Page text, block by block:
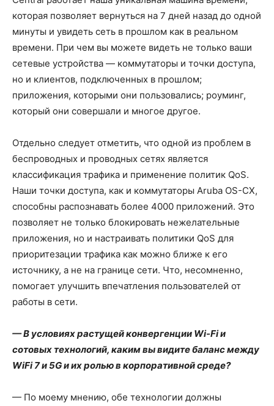
которая позволяет вернуться на 7 дней назад до одной
минуты и увидеть сеть в прошлом как в реальном
времени. При чем вы можете видеть не только ваши
сетевые устройства — коммутаторы и точки доступа,
но и клиентов, подключенных в прошлом;
приложения, которыми они пользовались; роуминг,
который они совершали и многое другое.
Отдельно следует отметить, что одной из проблем в
беспроводных и проводных сетях является
классификация трафика и применение политик QoS.
Наши точки доступа, как и коммутаторы Aruba OS-CX,
способны распознавать более 4000 приложений. Это
позволяет не только блокировать нежелательные
приложения, но и настраивать политики QoS для
приоритезации трафика как можно ближе к его
источнику, а не на границе сети. Что, несомненно,
помогает улучшить впечатления пользователей от
работы в сети.
— В условиях растущей конвергенции Wi-Fi и
сотовых технологий, каким вы видите баланс между
WiFi 7 и 5G и их ролью в корпоративной среде?
— По моему мнению, обе технологии должны